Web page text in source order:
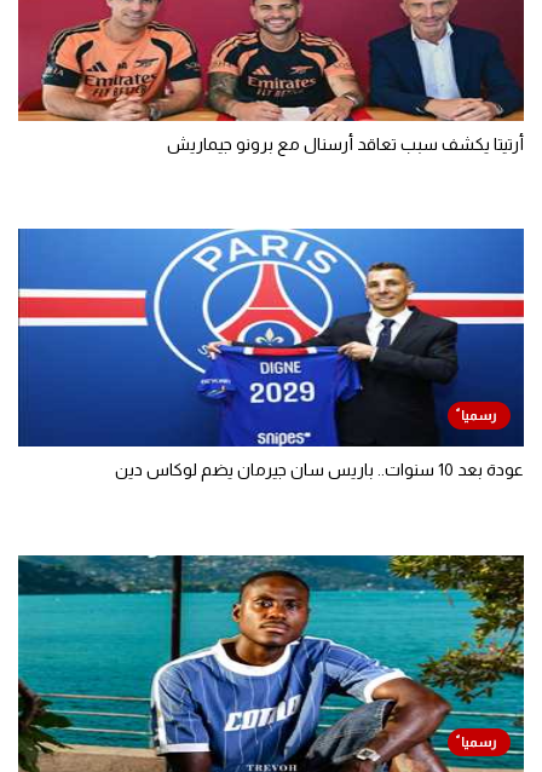
أرتيتا يكشف سبب تعاقد أرسنال مع برونو جيماريش
عودة بعد 10 سنوات.. باريس سان جيرمان يضم لوكاس دين